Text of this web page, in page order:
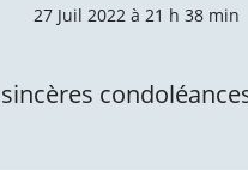
27 Juil 2022 à 21 h 38 min